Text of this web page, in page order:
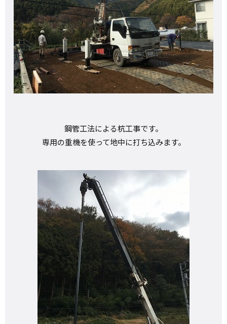
鋼管工法による杭工事です。
専用の重機を使って地中に打ち込みます。